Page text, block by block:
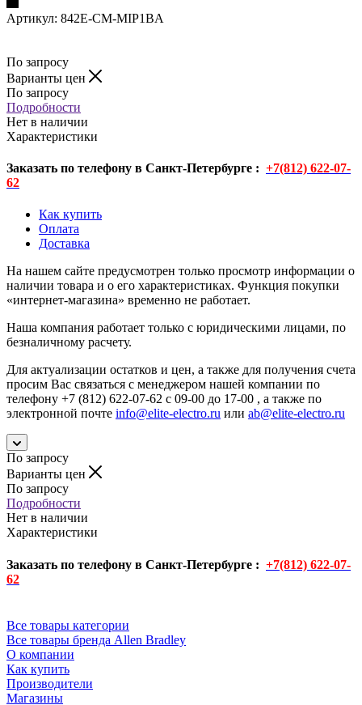
Артикул: 842E-CM-MIP1BA
По запросу
Варианты цен
По запросу
Подробности
Нет в наличии
Характеристики
Заказать по телефону в Санкт-Петербурге : +7(812) 622-07-
62
Как купить
Оплата
Доставка
На нашем сайте предусмотрен только просмотр информации о
наличии товара и о его характеристиках. Функция покупки
«интернет-магазина» временно не работает.
Наша компания работает только с юридическими лицами, по
безналичному расчету.
Для актуализации остатков и цен, а также для получения счета
просим Вас связаться с менеджером нашей компании по
телефону +7 (812) 622-07-62 с 09-00 до 17-00 , а также по
электронной почте info@elite-electro.ru или ab@elite-electro.ru
По запросу
Варианты цен
По запросу
Подробности
Нет в наличии
Характеристики
Заказать по телефону в Санкт-Петербурге : +7(812) 622-07-
62
Все товары категории
Все товары бренда Allen Bradley
О компании
Как купить
Производители
Магазины